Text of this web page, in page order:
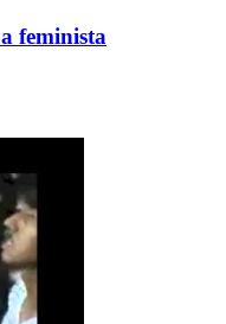
feminista